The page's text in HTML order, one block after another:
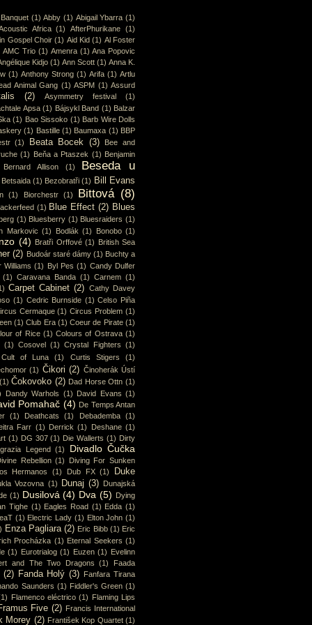
(1) Abby (1) Abigail Ybarra (1)
Africa (1) AfterPhurikane (1)
Gospel Choir (1) Aid Kid (1) Al Foster
AMC Trio (1) Amenra (1) Ana Popovic
Kidjo (1) Ann Scott (1) Anna K.
(1) Anthony Strong (1) Arifa (1) Artlu
Animal Gang (1) ASPM (1) Assurd
(2) Asymmetry festival
(1)
Apsa (1) Bájsykl Band (1) Balzar
(1) Bao Sissoko (1) Barb Wire Dolls
(1) Bastille (1) Baumaxa (1) BBP
(1) Beata Bocek (3)
Bee and
(1) Beňa a Ptaszek (1) Benjamin
Bernard Allison
(1) Beseda u
Betsaida (1) Bezobratři (1) Bill Evans
(1) Biorchestr (1) Bittová (8)
(1) Blue Effect (2) Blues
(1) Bluesberry (1) Bluesraiders (1)
Markovic (1) Bodlák (1) Bonobo (1)
(4) Bratři Orffové (1) British Sea
(2) Budoár staré dámy (1) Buchty a
Williams (1) Byl Pes (1) Candy Dulfer
(1) Caravana Banda (1) Carnem (1)
Carpet Cabinet (2) Cathy Davey
(1) Cedric Burnside (1) Celso Piña
Cermaque (1) Circus Problem (1)
(1) Club Era (1) Coeur de Pirate (1)
of Rice (1) Colours of Ostrava (1)
(1) Cosovel (1) Crystal Fighters (1)
Cult of Luna
(1) Curtis Stigers
(1)
(1) Čikori (2) Činoherák Ústí
Čokovoko (2) Dad Horse Ottn (1)
Dandy Warhols (1) David Evans (1)
Pomahač (4) De Temps Antan
(1) Deathcats (1) Debademba
(1)
Farr (1) Derrick (1) Deshane (1)
(1) DG 307 (1) Die Wallerts (1) Dirty
Legend (1) Divadlo Čučka
Rebellion (1)
Diving For Sunken
Hermanos
(1) Dub FX (1) Duke
Vozovna (1) Dunaj (3)
Dunajská
(1) Dusilová (4) Dva (5)
Dying
Tighe (1) Eagles Road (1) Edda (1)
(1) Electric Lady (1) Elton John (1)
Enza Pagliara (2) Eric Bibb (1) Eric
Procházka (1) Eternal Seekers (1)
(1) Eurotrialog (1) Euzen (1)
Evelinn
and The Two Dragons
(1) Faada
(2) Fanda Holý (3)
Fanfara Tirana
Saunders (1) Fiddler's Green (1)
Flamenco eléctrico (1) Flaming Lips
Five (2) Francis International
Morey (2) František Kop Quartet (1)